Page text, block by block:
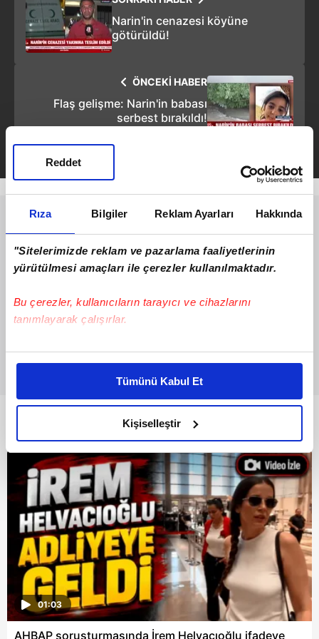
Rıza Bilgiler Reklam Ayarları Hakkında
"Sitelerimizde reklam ve pazarlama faaliyetlerinin
yürütülmesi amaçları ile çerezler kullanılmaktadır.
Bu çerezler, kullanıcıların tarayıcı ve cihazlarını
tanımlayarak çalışırlar.
Bu çerezlere izin vermeniz halinde sizlere özel
daha iyi reklam deneyimi yaşatabiliriz. Bunu yaparken
amacımızın size daha iyi bir reklam deneyimi sunmak
olduğunu ve sizlere en iyi içerikleri sunabilmek adına
elimizden gelen çabayı gösterdiğimizi ve bu noktada,
reklamların maliyetlerimizi karşılamak noktasında tek gelir
kalemimiz olduğunu sizlere hatırlatmak isteriz.
Her halükârda, kullanıcılar, bu çerezlere izin vermedikleri
takdirde, kullanıcılara hedefli reklamlar
gösterilmeyecektir."
Sizlere daha iyi bir hizmet sunabilmek için İnternet
Sitemizde kendimize ve üçüncü kişilere ait çerezler
kullanılmaktadır. Bu çerezler vasıtasıyla çeşitli kişisel
verileriniz işlenmekte olup gerekli olan çerezler bilgi
Tümünü Kabul Et
Kişiselleştir
Reddet
Narin'in cenazesi köyüne
götürüldü!
ÖNCEKİ HABER
Flaş gelişme: Narin'in babası
serbest bırakıldı!
Bunlar da Var
01:03
AHBAP soruşturmasında İrem Helvacıoğlu ifadeye